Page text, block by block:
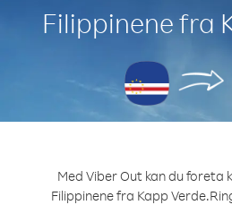
Filippinene fra
Med Viber Out kan du
Filippinene fra Kapp Verde.